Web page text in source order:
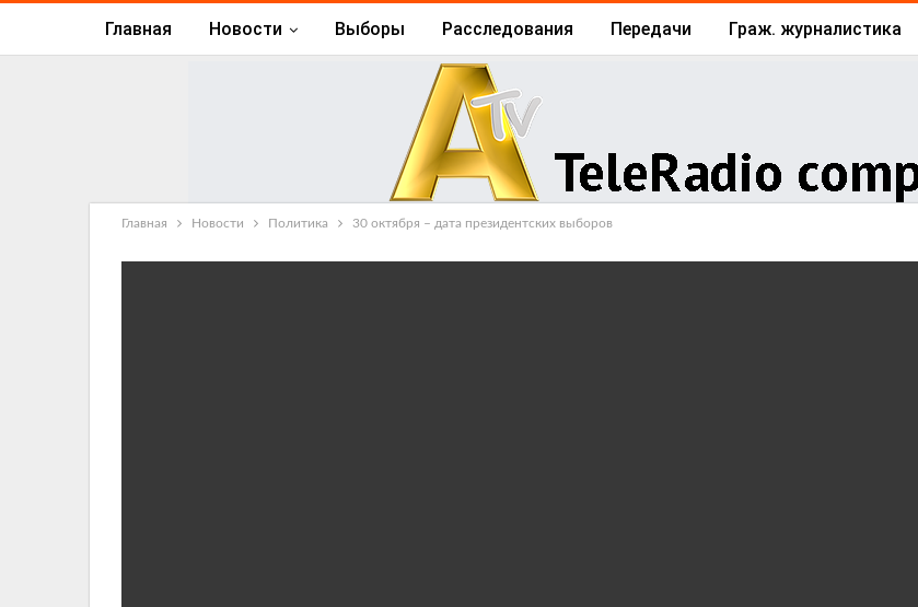
Главная Новости Выборы Расследования Передачи Граж. журналистика
Главная Новости Политика 30 октября – дата президентских выборов